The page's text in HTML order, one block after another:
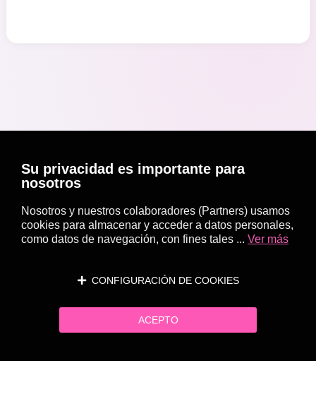
Su privacidad es importante para
nosotros
Nosotros y nuestros colaboradores (Partners) usamos
cookies para almacenar y acceder a datos personales,
como datos de navegación, con fines tales ... Ver más
CONFIGURACIÓN DE COOKIES
ACEPTO